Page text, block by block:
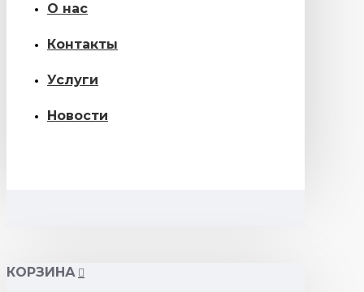
О нас
Контакты
Услуги
Новости
КОРЗИНА